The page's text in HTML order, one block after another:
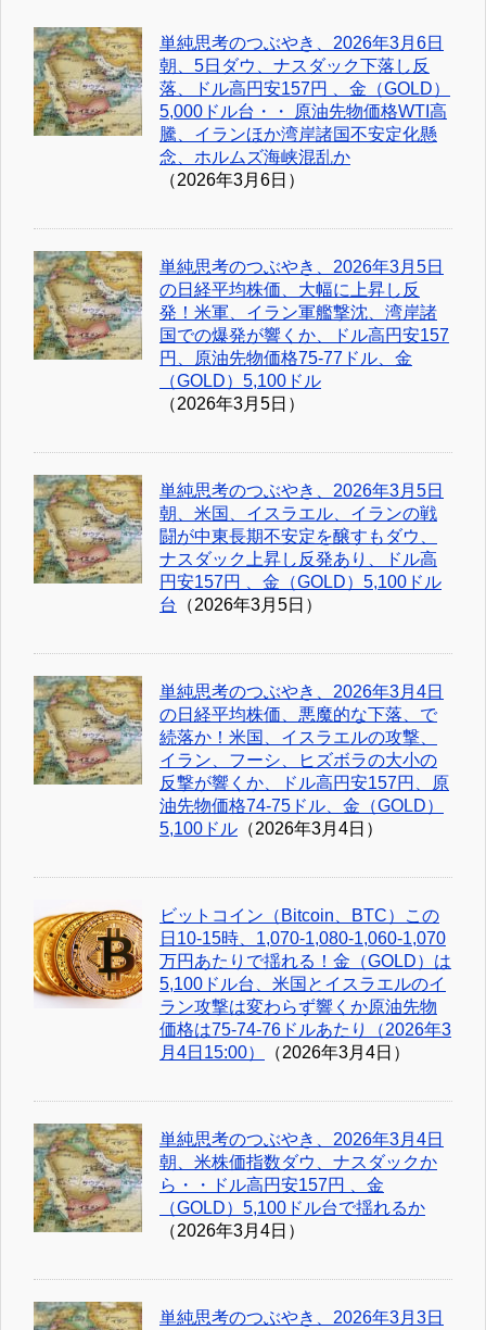
単純思考のつぶやき、2026年3月6日
朝、5日ダウ、ナスダック下落し反
落、ドル高円安157円 、金（GOLD）
5,000ドル台・・ 原油先物価格WTI高
騰、イランほか湾岸諸国不安定化懸
念、ホルムズ海峡混乱か
（2026年3月6日）
単純思考のつぶやき、2026年3月5日
の日経平均株価、大幅に上昇し反
発！米軍、イラン軍艦撃沈、湾岸諸
国での爆発が響くか、ドル高円安157
円、原油先物価格75-77ドル、金
（GOLD）5,100ドル
（2026年3月5日）
単純思考のつぶやき、2026年3月5日
朝、米国、イスラエル、イランの戦
闘が中東長期不安定を醸すもダウ、
ナスダック上昇し反発あり、ドル高
円安157円 、金（GOLD）5,100ドル
台
（2026年3月5日）
単純思考のつぶやき、2026年3月4日
の日経平均株価、悪魔的な下落、で
続落か！米国、イスラエルの攻撃、
イラン、フーシ、ヒズボラの大小の
反撃が響くか、ドル高円安157円、原
油先物価格74-75ドル、金（GOLD）
5,100ドル （2026年3月4日）
ビットコイン（Bitcoin、BTC）この
日10-15時、1,070-1,080-1,060-1,070
万円あたりで揺れる！金（GOLD）は
5,100ドル台、米国とイスラエルのイ
ラン攻撃は変わらず響くか原油先物
価格は75-74-76ドルあたり（2026年3
月4日15:00）
（2026年3月4日）
単純思考のつぶやき、2026年3月4日
朝、米株価指数ダウ、ナスダックか
ら・・ドル高円安157円 、金
（GOLD）5,100ドル台で揺れるか
（2026年3月4日）
単純思考のつぶやき、2026年3月3日